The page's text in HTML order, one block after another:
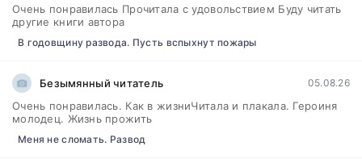
Очень понравилась Прочитала с удовольствием Буду читать
другие книги автора
В годовщину развода. Пусть вспыхнут пожары
Безымянный читатель 05.08.26
Очень понравилась. Как в жизниЧитала и плакала. Героиня
молодец. Жизнь прожить
Меня не сломать. Развод